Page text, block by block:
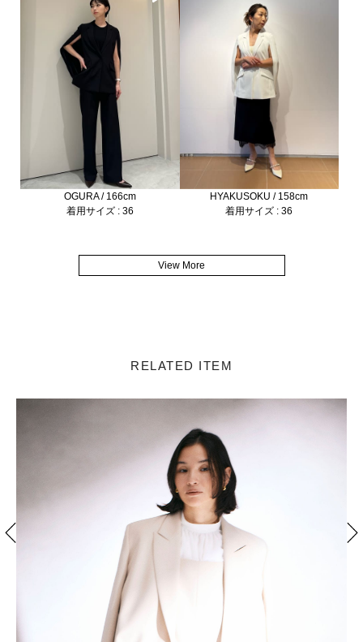
OGURA / 166cm
着用サイズ : 36
HYAKUSOKU / 158cm
着用サイズ : 36
View More
RELATED ITEM